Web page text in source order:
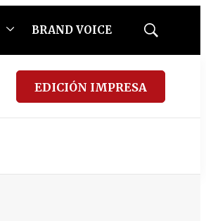
BRAND VOICE
Mostrar
EDICIÓN IMPRESA